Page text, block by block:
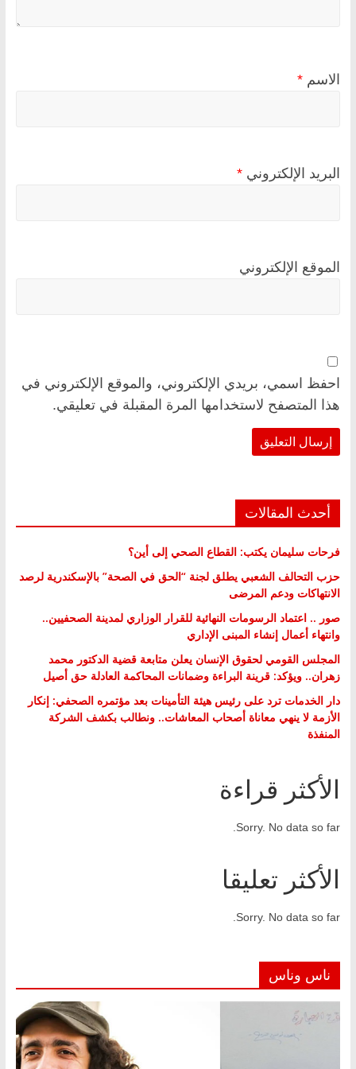
الاسم *
البريد الإلكتروني *
الموقع الإلكتروني
احفظ اسمي، بريدي الإلكتروني، والموقع الإلكتروني في
هذا المتصفح لاستخدامها المرة المقبلة في تعليقي.
أحدث المقالات
فرحات سليمان يكتب: القطاع الصحي إلى أين؟
حزب التحالف الشعبي يطلق لجنة “الحق في الصحة” بالإسكندرية لرصد
الانتهاكات ودعم المرضى
صور .. اعتماد الرسومات النهائية للقرار الوزاري لمدينة الصحفيين..
وانتهاء أعمال إنشاء المبنى الإداري
المجلس القومي لحقوق الإنسان يعلن متابعة قضية الدكتور محمد
زهران.. ويؤكد: قرينة البراءة وضمانات المحاكمة العادلة حق أصيل
دار الخدمات ترد على رئيس هيئة التأمينات بعد مؤتمره الصحفي: إنكار
الأزمة لا ينهي معاناة أصحاب المعاشات.. ونطالب بكشف الشركة
المنفذة
الأكثر قراءة
Sorry. No data so far.
الأكثر تعليقا
Sorry. No data so far.
ناس وناس